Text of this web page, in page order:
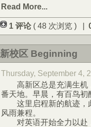
Read More...
1 评论 ( 48 次浏览 ) |
新校区 Beginning
Thursday, September 4,
高新区总是充满生机
番天地。早晨，有百鸟
这里启程新的航迹，
风雨兼程。
对英语开始全力以赴